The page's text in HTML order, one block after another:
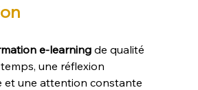
e-learning de qualité
une réflexion
et une attention constante